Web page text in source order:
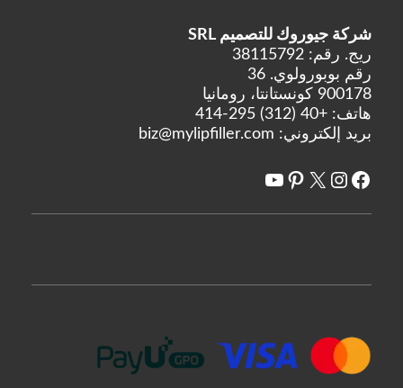
Restylane
إنتقام
Revofil
Revolax
Stylage
سونيكوس
الشركات المصنعة
شركة جيوروك للتصميم SRL
ريج. رقم: 38115792
رقم بوبورولوي. 36
900178 كونستانتا، رومانيا
هاتف: +40 (312) 295-414
بريد إلكتروني: biz@mylipfiller.com
فيسبوك
انستغرام
X بينتريست
يوتيوب